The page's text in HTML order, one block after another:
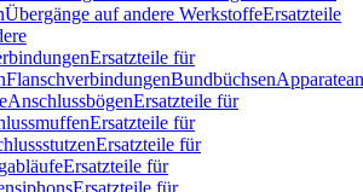
Übergänge auf andere WerkstoffeErsatzteile
Ersatzteile für
FlanschverbindungenBundbüchsen
AnschlussbögenErsatzteile für
Ersatzteile für
Ersatzteile für
Ersatzteile für
Ersatzteile für